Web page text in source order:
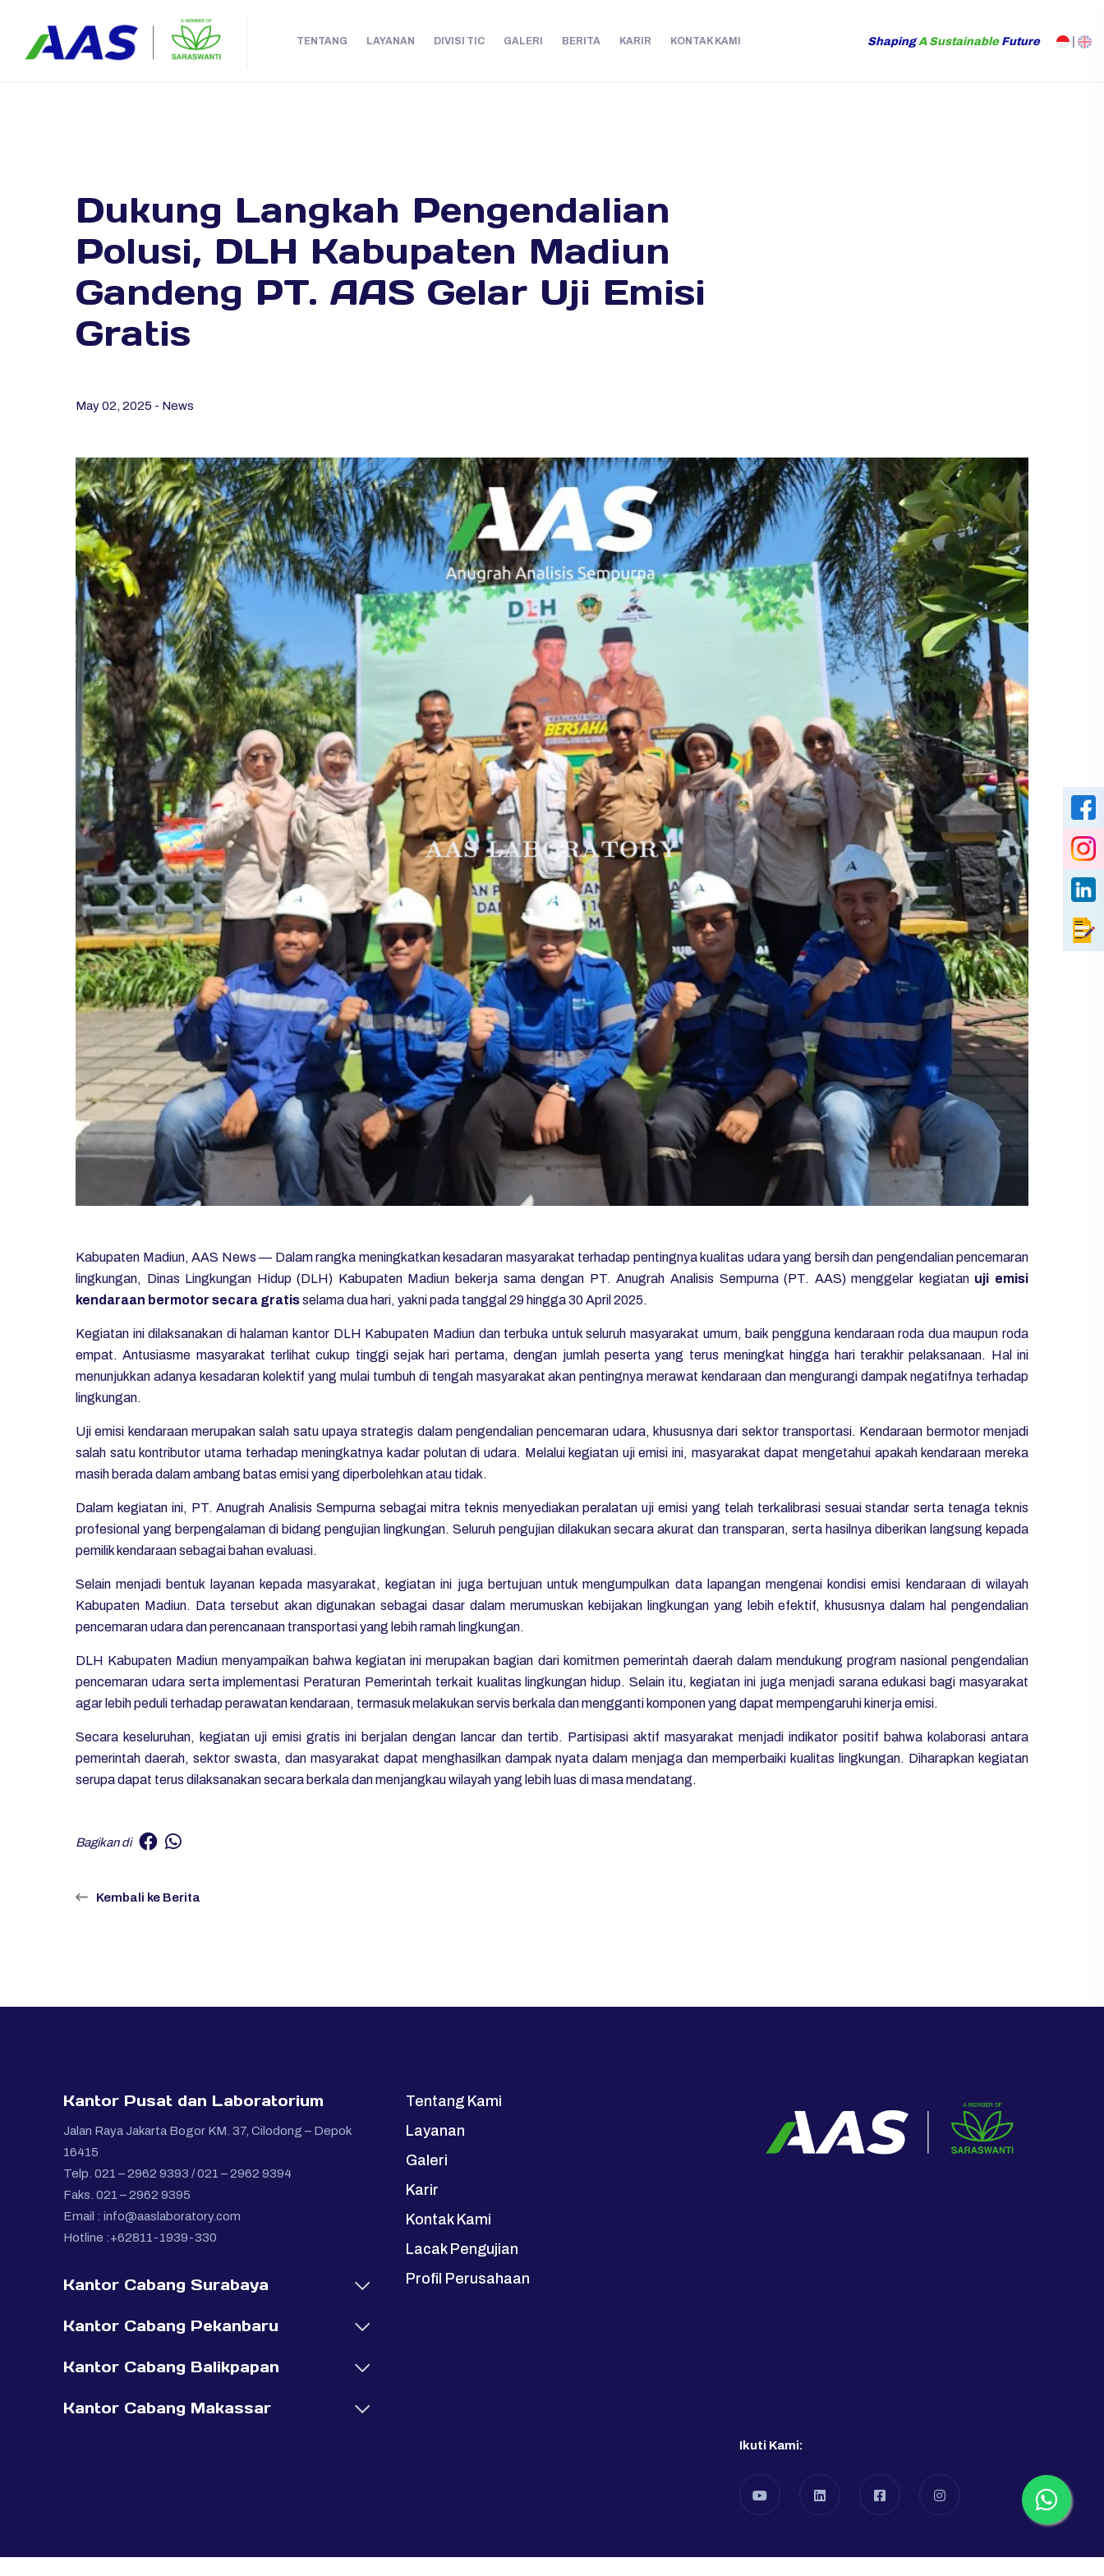
TENTANG LAYANAN DIVISI TIC GALERI BERITA KARIR KONTAK KAMI Shaping A Sustainable Future |
Dukung Langkah Pengendalian
Polusi, DLH Kabupaten Madiun
Gandeng PT. AAS Gelar Uji Emisi
Gratis
May 02, 2025 - News
Kabupaten Madiun, AAS News — Dalam rangka meningkatkan kesadaran masyarakat terhadap pentingnya kualitas udara yang bersih dan pengendalian pencemaran
lingkungan, Dinas Lingkungan Hidup (DLH) Kabupaten Madiun bekerja sama dengan PT. Anugrah Analisis Sempurna (PT. AAS) menggelar kegiatan uji emisi
kendaraan bermotor secara gratisselama dua hari, yakni pada tanggal 29 hingga 30 April 2025.
Kegiatan ini dilaksanakan di halaman kantor DLH Kabupaten Madiun dan terbuka untuk seluruh masyarakat umum, baik pengguna kendaraan roda dua maupun roda
empat. Antusiasme masyarakat terlihat cukup tinggi sejak hari pertama, dengan jumlah peserta yang terus meningkat hingga hari terakhir pelaksanaan. Hal ini
menunjukkan adanya kesadaran kolektif yang mulai tumbuh di tengah masyarakat akan pentingnya merawat kendaraan dan mengurangi dampak negatifnya terhadap
lingkungan.
Uji emisi kendaraan merupakan salah satu upaya strategis dalam pengendalian pencemaran udara, khususnya dari sektor transportasi. Kendaraan bermotor menjadi
salah satu kontributor utama terhadap meningkatnya kadar polutan di udara. Melalui kegiatan uji emisi ini, masyarakat dapat mengetahui apakah kendaraan mereka
masih berada dalam ambang batas emisi yang diperbolehkan atau tidak.
Dalam kegiatan ini, PT. Anugrah Analisis Sempurna sebagai mitra teknis menyediakan peralatan uji emisi yang telah terkalibrasi sesuai standar serta tenaga teknis
profesional yang berpengalaman di bidang pengujian lingkungan. Seluruh pengujian dilakukan secara akurat dan transparan, serta hasilnya diberikan langsung kepada
pemilik kendaraan sebagai bahan evaluasi.
Selain menjadi bentuk layanan kepada masyarakat, kegiatan ini juga bertujuan untuk mengumpulkan data lapangan mengenai kondisi emisi kendaraan di wilayah
Kabupaten Madiun. Data tersebut akan digunakan sebagai dasar dalam merumuskan kebijakan lingkungan yang lebih efektif, khususnya dalam hal pengendalian
pencemaran udara dan perencanaan transportasi yang lebih ramah lingkungan.
DLH Kabupaten Madiun menyampaikan bahwa kegiatan ini merupakan bagian dari komitmen pemerintah daerah dalam mendukung program nasional pengendalian
pencemaran udara serta implementasi Peraturan Pemerintah terkait kualitas lingkungan hidup. Selain itu, kegiatan ini juga menjadi sarana edukasi bagi masyarakat
agar lebih peduli terhadap perawatan kendaraan, termasuk melakukan servis berkala dan mengganti komponen yang dapat mempengaruhi kinerja emisi.
Secara keseluruhan, kegiatan uji emisi gratis ini berjalan dengan lancar dan tertib. Partisipasi aktif masyarakat menjadi indikator positif bahwa kolaborasi antara
pemerintah daerah, sektor swasta, dan masyarakat dapat menghasilkan dampak nyata dalam menjaga dan memperbaiki kualitas lingkungan. Diharapkan kegiatan
serupa dapat terus dilaksanakan secara berkala dan menjangkau wilayah yang lebih luas di masa mendatang.
Bagikan di
Kembali ke Berita
Kantor Pusat dan Laboratorium
Jalan Raya Jakarta Bogor KM. 37, Cilodong – Depok
16415
Telp. 021 – 2962 9393 / 021 – 2962 9394
Faks. 021 – 2962 9395
Email : info@aaslaboratory.com
Hotline :+62811-1939-330
Kantor Cabang Surabaya
Kantor Cabang Pekanbaru
Kantor Cabang Balikpapan
Kantor Cabang Makassar
Tentang Kami
Layanan
Galeri
Karir
Kontak Kami
Lacak Pengujian
Profil Perusahaan
Ikuti Kami: